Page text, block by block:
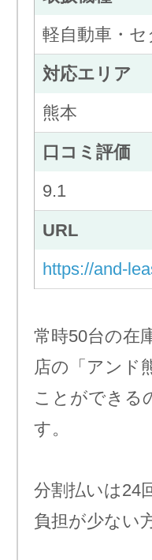
軽自動車・
対応エリア
熊本
口コミ評価
9.1
URL
https://and-
常時50台の在
店の「アンド
ことができる
す。
分割払いは24
負担が少ない